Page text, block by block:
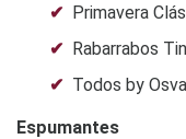
Primavera
Rabarrabos
Todos by
Espumantes